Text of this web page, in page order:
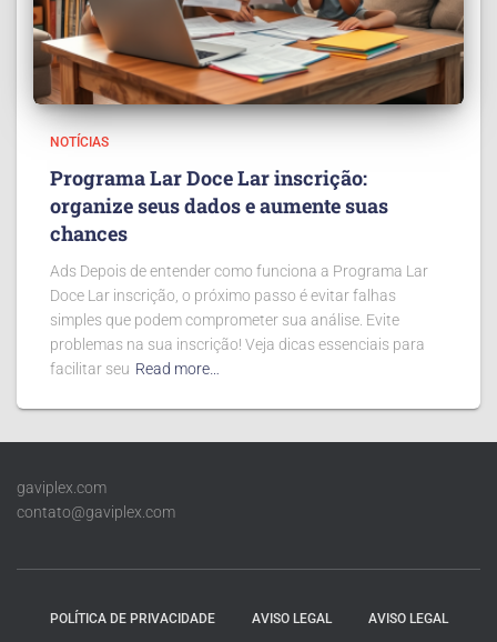
NOTÍCIAS
Programa Lar Doce Lar inscrição:
organize seus dados e aumente suas
chances
Ads Depois de entender como funciona a Programa Lar
Doce Lar inscrição, o próximo passo é evitar falhas
simples que podem comprometer sua análise. Evite
problemas na sua inscrição! Veja dicas essenciais para
facilitar seu Read more…
gaviplex.com
contato@gaviplex.com
POLÍTICA DE PRIVACIDADE AVISO LEGAL AVISO LEGAL